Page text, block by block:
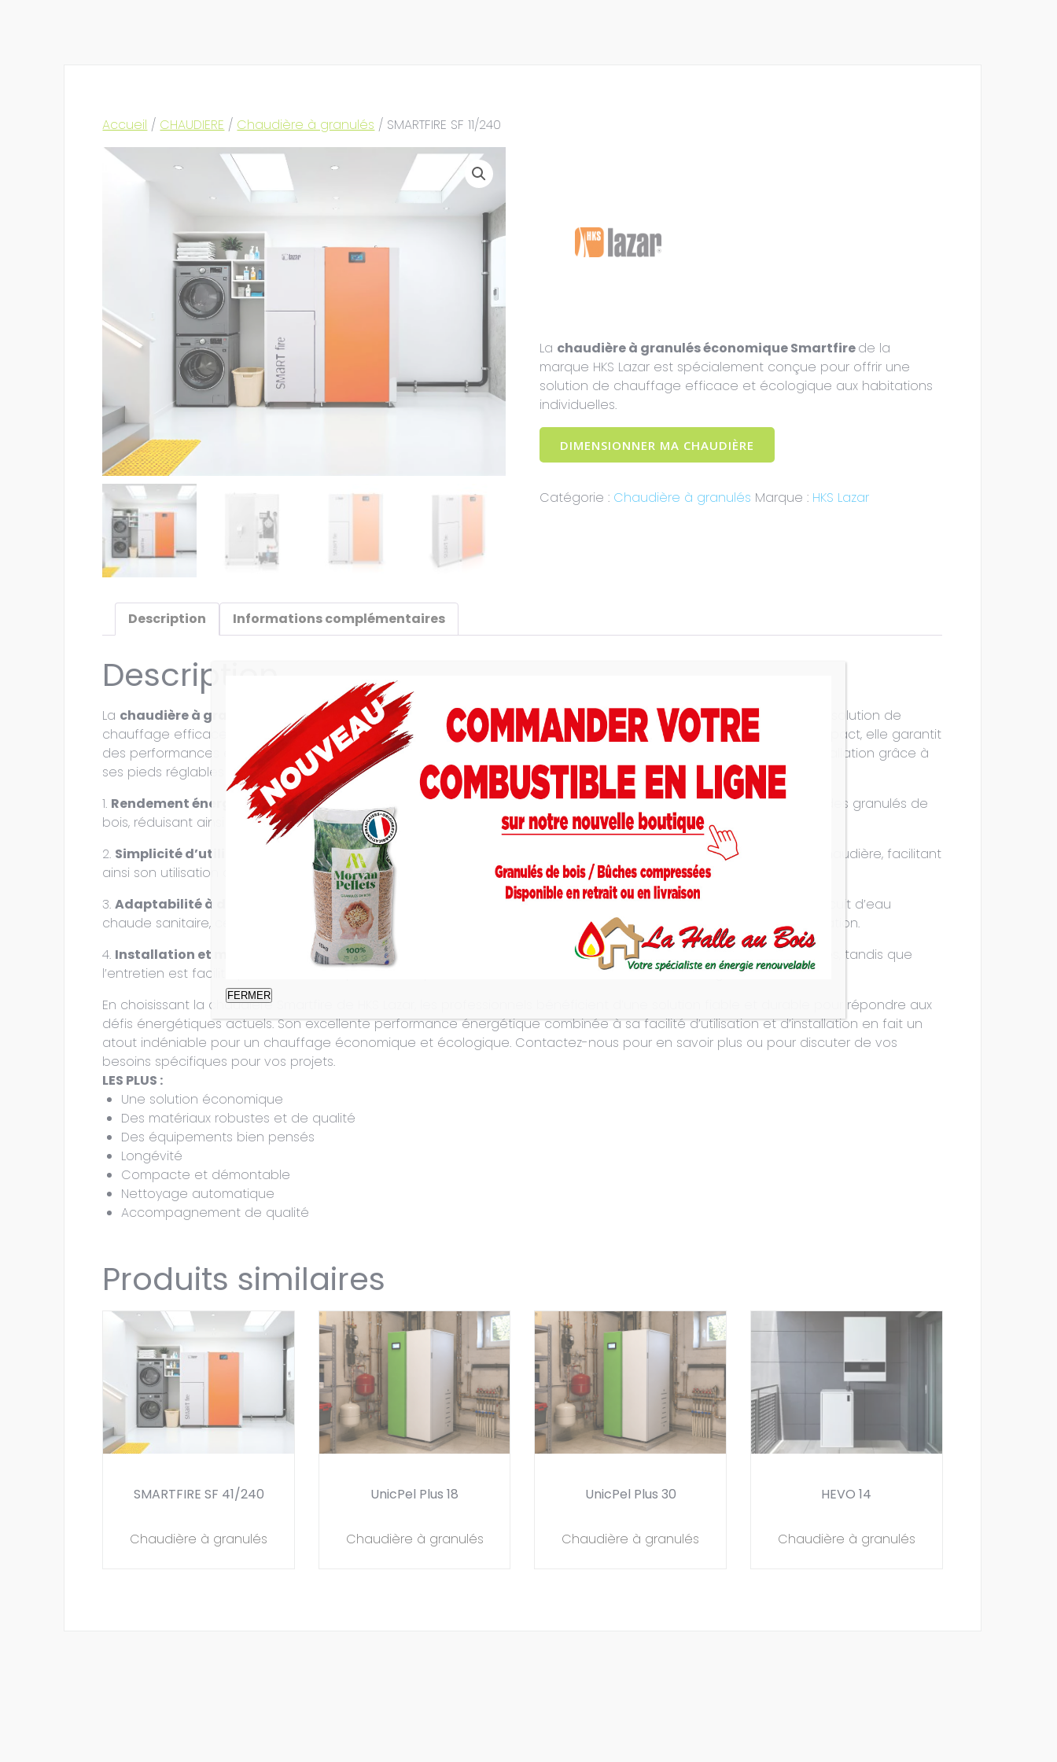
Accueil / CHAUDIERE / Chaudière à granulés / SMARTFIRE SF 11/240
La chaudière à granulés économique Smartfirede la
marque HKS Lazar est spécialement conçue pour offrir une
solution de chauffage efficace et écologique aux habitations
individuelles.
DIMENSIONNER MA CHAUDIÈRE
Catégorie : Chaudière à granulés Marque : HKS Lazar
Description Informations complémentaires
Description
La chaudière à granulés économique Smartfire
de la marque HKS Lazar est spécialement conçue pour offrir une solution de
chauffage efficace et écologique aux habitations individuelles. Équipée de matériaux robustes et d’un design compact, elle garantit
des performances élevées avec un rendement supérieur à 90 %. Cette chaudière se distingue par sa facilité d’installation grâce à
ses pieds réglables et son régulateur avancé intégré.
1. Rendement énergétique élevé: Avec un rendement de plus de 90%, la Smartfire assure une utilisation optimale des granulés de
bois, réduisant ainsi les coûts d’énergie pour les utilisateurs.
2. Simplicité d’utilisation
: L’écran de contrôle intuitif permet une gestion aisée et rapide des paramètres de la chaudière, facilitant
ainsi son utilisation quotidienne.
3.Adaptabilité à différentes configurations
: Grâce à sa compatibilité avec deux circuits de chauffage et un circuit d’eau
chaude sanitaire, cette chaudière s’adapte facilement aux besoins spécifiques de diverses configurations d’installation.
4. Installation et maintenance aisées: Lespieds réglables
simplifient l’installation même sur des surfaces inégales, tandis que
l’entretien est facilité par un accès simple aux composants essentiels, comme le cendrier et le régulateur.
En choisissant la chaudière Smartfire de HKS Lazar, les professionnels bénéficient d’une solution fiable et durable pour répondre aux
défis énergétiques actuels. Son excellente performance énergétique combinée à sa facilité d’utilisation et d’installation en fait un
atout indéniable pour un chauffage économique et écologique. Contactez-nous pour en savoir plus ou pour discuter de vos
besoins spécifiques pour vos projets.
LES PLUS :
Une solution économique
Des matériaux robustes et de qualité
Des équipements bien pensés
Longévité
Compacte et démontable
Nettoyage automatique
Accompagnement de qualité
Produits similaires
SMARTFIRE SF 41/240
Chaudière à granulés
UnicPel Plus 18
Chaudière à granulés
UnicPel Plus 30
Chaudière à granulés
HEVO 14
Chaudière à granulés
FERMER